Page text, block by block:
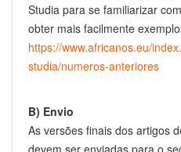
Studia para se familiarizar
obter mais facilmente
https://www.africanos.eu/
studia/numeros-anteriores
B) Envio
As versões finais dos artigos
devem ser enviadas para o